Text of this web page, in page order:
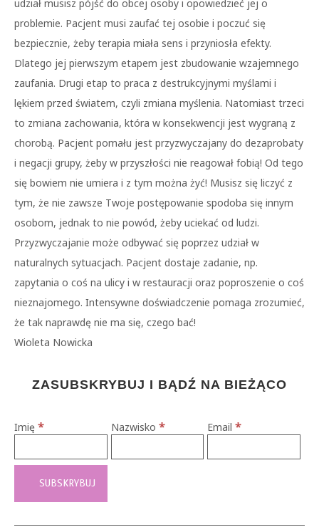
udział musisz pójść do obcej osoby i opowiedzieć jej o
problemie. Pacjent musi zaufać tej osobie i poczuć się
bezpiecznie, żeby terapia miała sens i przyniosła efekty.
Dlatego jej pierwszym etapem jest zbudowanie wzajemnego
zaufania. Drugi etap to praca z destrukcyjnymi myślami i
lękiem przed światem, czyli zmiana myślenia. Natomiast trzeci
to zmiana zachowania, która w konsekwencji jest wygraną z
chorobą. Pacjent pomału jest przyzwyczajany do dezaprobaty
i negacji grupy, żeby w przyszłości nie reagował fobią! Od tego
się bowiem nie umiera i z tym można żyć! Musisz się liczyć z
tym, że nie zawsze Twoje postępowanie spodoba się innym
osobom, jednak to nie powód, żeby uciekać od ludzi.
Przyzwyczajanie może odbywać się poprzez udział w
naturalnych sytuacjach. Pacjent dostaje zadanie, np.
zapytania o coś na ulicy i w restauracji oraz poproszenie o coś
nieznajomego. Intensywne doświadczenie pomaga zrozumieć,
że tak naprawdę nie ma się, czego bać!
Wioleta Nowicka
ZASUBSKRYBUJ I BĄDŹ NA BIEŻĄCO
Imię * Nazwisko * Email*